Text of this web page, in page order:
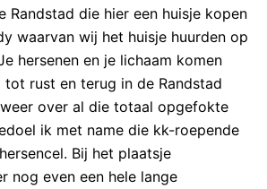
Randstad die hier een huisje kopen
waarvan wij het huisje huurden op
hersenen en je lichaam komen
rust en terug in de Randstad
over al die totaal opgefokte
ik met name die kk-roepende
Bij het plaatsje
nog even een hele lange